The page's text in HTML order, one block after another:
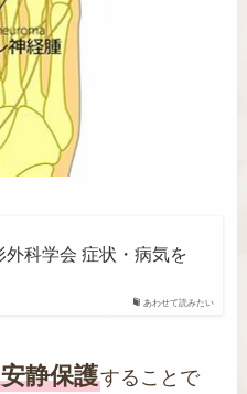
あわせて読みたい
外科学会 症状・病気を
静保護することで